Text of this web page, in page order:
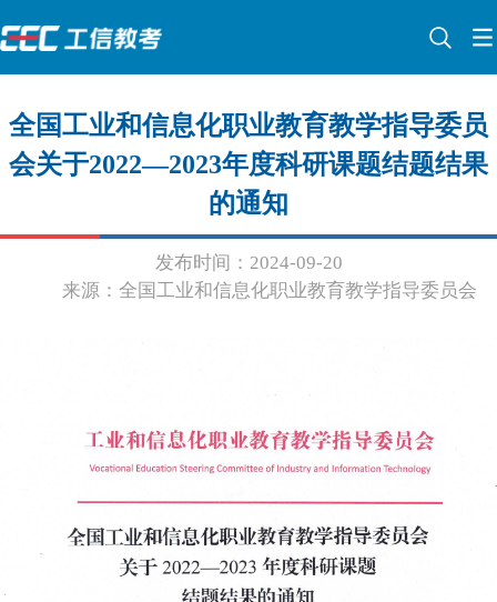
全国工业和信息化职业教育教学指导委员
会关于2022—2023年度科研课题结题结果
的通知
发布时间：2024-09-20
来源：全国工业和信息化职业教育教学指导委员会